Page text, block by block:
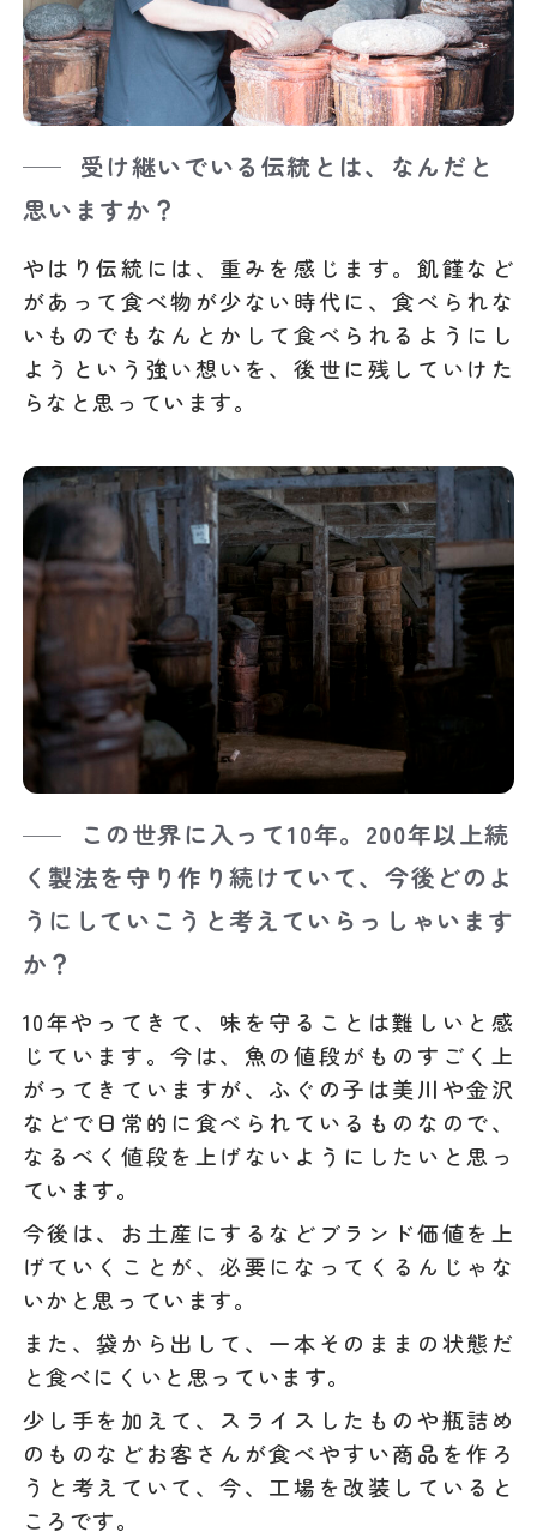
受け継いでいる伝統とは、なんだと
思いますか？
やはり伝統には、重みを感じます。飢饉など
があって食べ物が少ない時代に、食べられな
いものでもなんとかして食べられるようにし
ようという強い想いを、後世に残していけた
らなと思っています。
この世界に入って10年。200年以上続
く製法を守り作り続けていて、今後どのよ
うにしていこうと考えていらっしゃいます
か？
10年やってきて、味を守ることは難しいと感
じています。今は、魚の値段がものすごく上
がってきていますが、ふぐの子は美川や金沢
などで日常的に食べられているものなので、
なるべく値段を上げないようにしたいと思っ
ています。
今後は、お土産にするなどブランド価値を上
げていくことが、必要になってくるんじゃな
いかと思っています。
また、袋から出して、一本そのままの状態だ
と食べにくいと思っています。
少し手を加えて、スライスしたものや瓶詰め
のものなどお客さんが食べやすい商品を作ろ
うと考えていて、今、工場を改装していると
ころです。